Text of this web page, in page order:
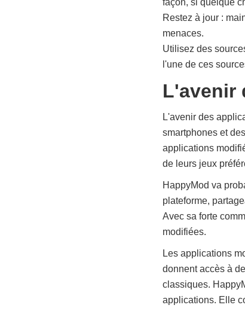
façon, si quelque
Restez à jour :
menaces.
Utilisez des
l'une de ces
L'avenir
L'avenir des
smartphones et
applications
de leurs jeux
HappyMod va
plateforme,
Avec sa forte
modifiées.
Les applications
donnent accès à
classiques.
applications. Elle